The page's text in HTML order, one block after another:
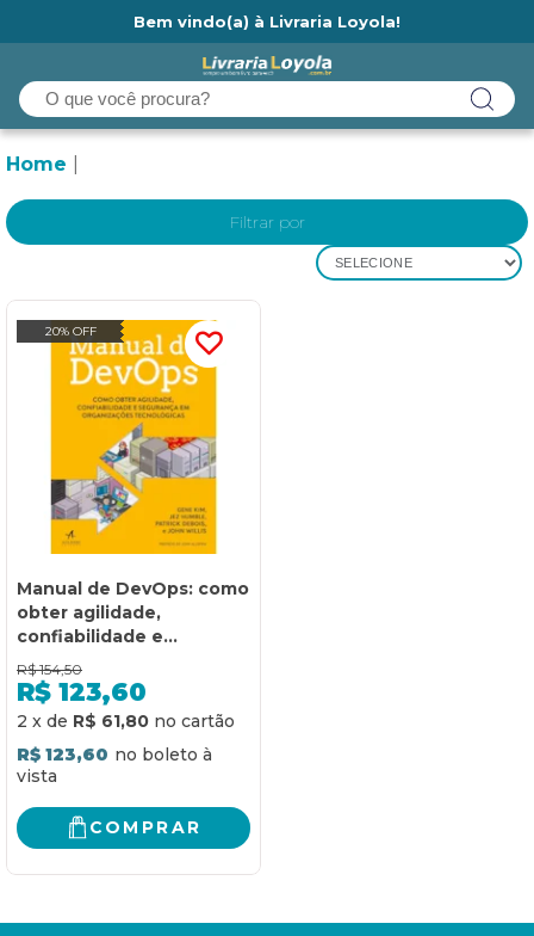
Bem vindo(a) à Livraria Loyola!
Home
Filtrar por
SELECIONE
20% OFF
Manual de DevOps: como
obter agilidade,
confiabilidade e
segurança em
organizações
tecnológicas
R$ 154,50
R$ 123,60
2 x de R$ 61,80
R$ 123,60
COMPRAR